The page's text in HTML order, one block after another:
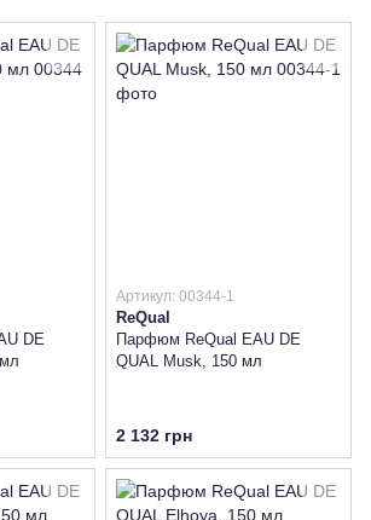
DE
Артикул: 00344-1
ReQual
Парфюм ReQual EAU DE
QUAL Musk, 150 мл
2 132 грн